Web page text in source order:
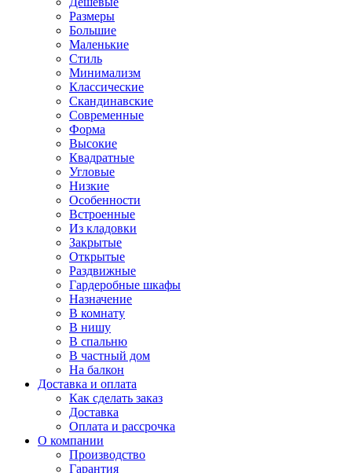
Размеры
Большие
Маленькие
Стиль
Минимализм
Классические
Скандинавские
Современные
Форма
Высокие
Квадратные
Угловые
Низкие
Особенности
Встроенные
Из кладовки
Закрытые
Открытые
Раздвижные
Гардеробные шкафы
Назначение
В комнату
В нишу
В спальню
В частный дом
На балкон
Доставка и оплата
Как сделать заказ
Доставка
Оплата и рассрочка
О компании
Производство
Гарантия